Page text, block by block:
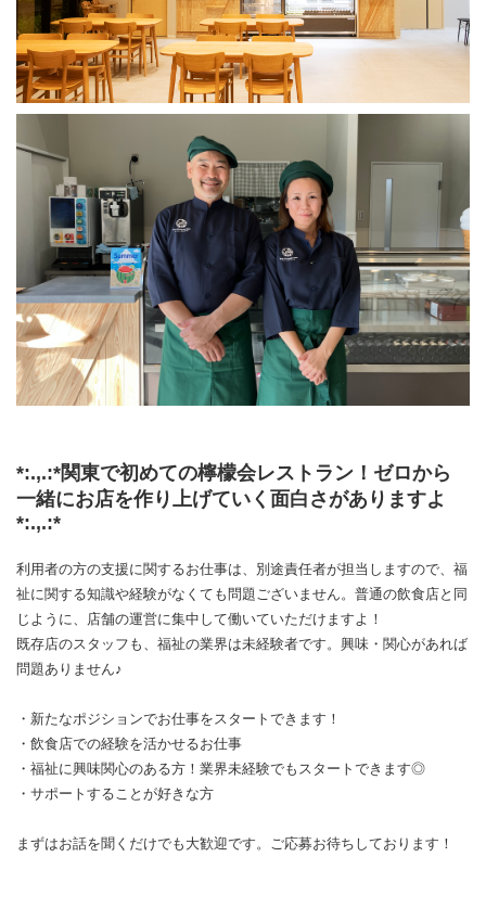
*:.,.:*関東で初めての檸檬会レストラン！ゼロから
一緒にお店を作り上げていく面白さがありますよ
*:.,.:*
利用者の方の支援に関するお仕事は、別途責任者が担当しますので、福
祉に関する知識や経験がなくても問題ございません。普通の飲食店と同
じように、店舗の運営に集中して働いていただけますよ！
既存店のスタッフも、福祉の業界は未経験者です。興味・関心があれば
問題ありません♪
・新たなポジションでお仕事をスタートできます！
・飲食店での経験を活かせるお仕事
・福祉に興味関心のある方！業界未経験でもスタートできます◎
・サポートすることが好きな方
まずはお話を聞くだけでも大歓迎です。ご応募お待ちしております！